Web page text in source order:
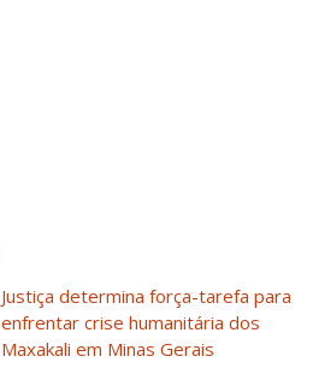
Justiça determina força-tarefa para
enfrentar crise humanitária dos
Maxakali em Minas Gerais